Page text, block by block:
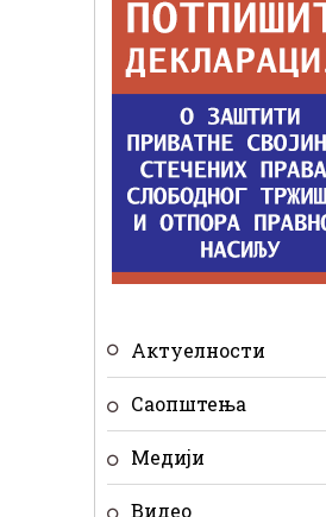
Актуелности
Саопштења
Медији
Видео